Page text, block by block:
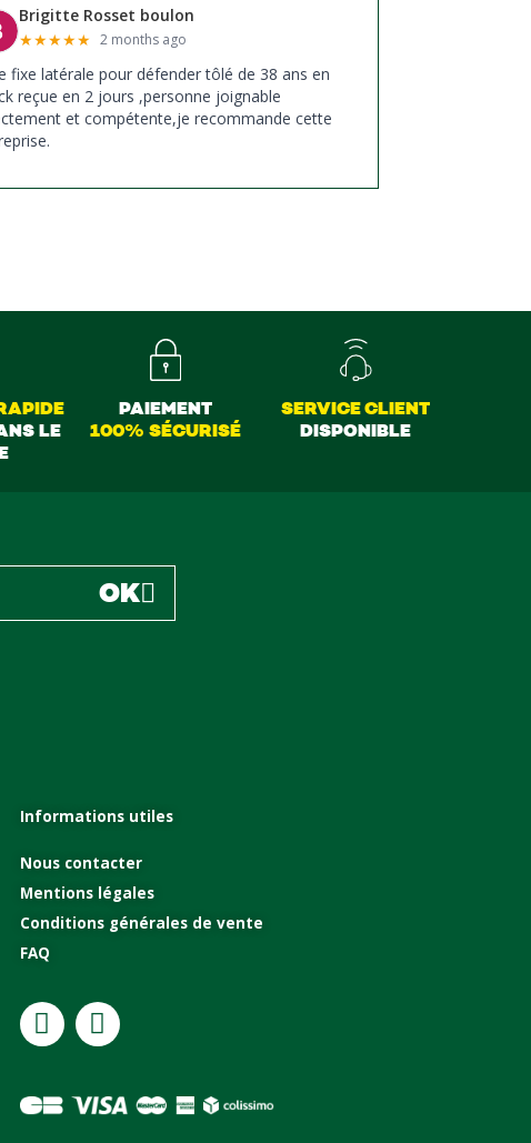
Brigitte Rosset boulon
★★★★★ 2 months ago
fixe latérale pour défender tôlé de 38 ans en
reçue en 2 jours ,personne joignable
et compétente,je recommande cette
LE
PAIEMENT
100% SÉCURISÉ
SERVICE CLIENT
DISPONIBLE
OK
Informations utiles
Nous contacter
Mentions légales
Conditions générales de vente
FAQ